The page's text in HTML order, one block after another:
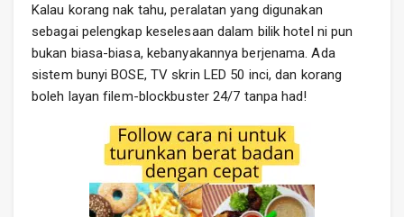
Kalau korang nak tahu, peralatan yang digunakan
sebagai pelengkap keselesaan dalam bilik hotel ni pun
bukan biasa-biasa, kebanyakannya berjenama. Ada
sistem bunyi BOSE, TV skrin LED 50 inci, dan korang
boleh layan filem-blockbuster 24/7 tanpa had!